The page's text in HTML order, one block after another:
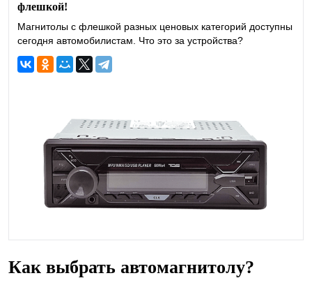
флешкой!
Магнитолы с флешкой разных ценовых категорий доступны
сегодня автомобилистам. Что это за устройства?
Как выбрать автомагнитолу?